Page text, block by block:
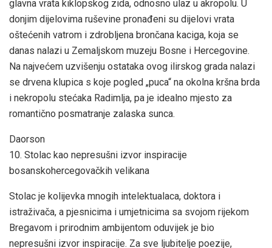
glavna vrata kiklopskog zida, odnosno ulaz u akropolu. U
donjim dijelovima ruševine pronađeni su dijelovi vrata
oštećenih vatrom i zdrobljena brončana kaciga, koja se
danas nalazi u Zemaljskom muzeju Bosne i Hercegovine.
Na najvećem uzvišenju ostataka ovog ilirskog grada nalazi
se drvena klupica s koje pogled „puca“ na okolna kršna brda
i nekropolu stećaka Radimlja, pa je idealno mjesto za
romantično posmatranje zalaska sunca.
Daorson
10. Stolac kao nepresušni izvor inspiracije
bosanskohercegovačkih velikana
Stolac je kolijevka mnogih intelektualaca, doktora i
istraživača, a pjesnicima i umjetnicima sa svojom rijekom
Bregavom i prirodnim ambijentom oduvijek je bio
nepresušni izvor inspiracije. Za sve ljubitelje poezije,